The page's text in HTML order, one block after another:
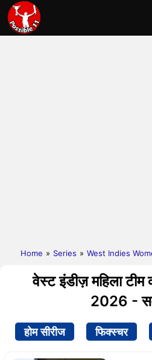
Home » Series » West Indies
वेस्ट इंडीज़ महिला टीम
2026 -
होम सीरीज फिक्स्चर